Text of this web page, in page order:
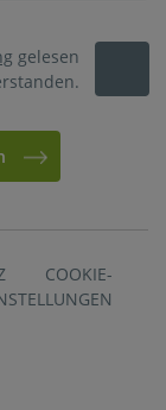
gelesen
COOKIE-